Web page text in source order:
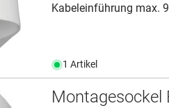
Kabeleinführung max.
1 Artikel
Montagesockel